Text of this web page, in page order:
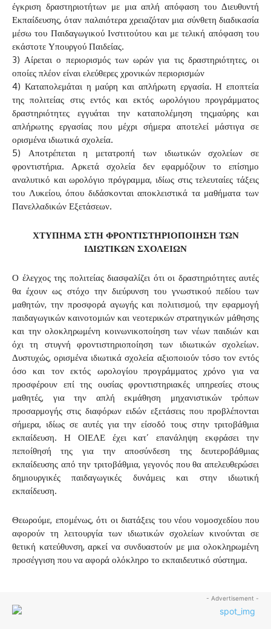
έγκριση δραστηριοτήτων με μια απλή απόφαση του Διευθυντή
Εκπαίδευσης, όταν παλαιότερα χρειαζόταν μια σύνθετη διαδικασία
μέσω του Παιδαγωγικού Ινστιτούτου και με τελική απόφαση του
εκάστοτε Υπουργού Παιδείας.
3) Αίρεται ο περιορισμός των ωρών για τις δραστηριότητες, οι
οποίες πλέον είναι ελεύθερες χρονικών περιορισμών
4) Καταπολεμάται η μαύρη και απλήρωτη εργασία. Η εποπτεία
της πολιτείας στις εντός και εκτός ωρολόγιου προγράμματος
δραστηριότητες εγγυάται την καταπολέμηση τηςμαύρης και
απλήρωτης εργασίας που μέχρι σήμερα αποτελεί μάστιγα σε
ορισμένα ιδιωτικά σχολεία.
5) Αποτρέπεται η μετατροπή των ιδιωτικών σχολείων σε
φροντιστήρια. Αρκετά σχολεία δεν εφαρμόζουν το επίσημο
αναλυτικό και ωρολόγιο πρόγραμμα, ιδίως στις τελευταίες τάξεις
του Λυκείου, όπου διδάσκονται αποκλειστικά τα μαθήματα των
Πανελλαδικών Εξετάσεων.
ΧΤΥΠΗΜΑ ΣΤΗ ΦΡΟΝΤΙΣΤΗΡΙΟΠΟΙΗΣΗ ΤΩΝ
ΙΔΙΩΤΙΚΩΝ ΣΧΟΛΕΙΩΝ
Ο έλεγχος της πολιτείας διασφαλίζει ότι οι δραστηριότητες αυτές
θα έχουν ως στόχο την διεύρυνση του γνωστικού πεδίου των
μαθητών, την προσφορά αγωγής και πολιτισμού, την εφαρμογή
παιδαγωγικών καινοτομιών και νεοτερικών στρατηγικών μάθησης
και την ολοκληρωμένη κοινωνικοποίηση των νέων παιδιών και
όχι τη στυγνή φροντιστηριοποίηση των ιδιωτικών σχολείων.
Δυστυχώς, ορισμένα ιδιωτικά σχολεία αξιοποιούν τόσο τον εντός
όσο και τον εκτός ωρολογίου προγράμματος χρόνο για να
προσφέρουν επί της ουσίας φροντιστηριακές υπηρεσίες στους
μαθητές, για την απλή εκμάθηση μηχανιστικών τρόπων
προσαρμογής στις διαφόρων ειδών εξετάσεις που προβλέπονται
σήμερα, ιδίως σε αυτές για την είσοδό τους στην τριτοβάθμια
εκπαίδευση. Η ΟΙΕΛΕ έχει κατ’ επανάληψη εκφράσει την
πεποίθησή της για την αποσύνδεση της δευτεροβάθμιας
εκπαίδευσης από την τριτοβάθμια, γεγονός που θα απελευθερώσει
δημιουργικές παιδαγωγικές δυνάμεις και στην ιδιωτική
εκπαίδευση.
Θεωρούμε, επομένως, ότι οι διατάξεις του νέου νομοσχεδίου που
αφορούν τη λειτουργία των ιδιωτικών σχολείων κινούνται σε
θετική κατεύθυνση, αρκεί να συνδυαστούν με μια ολοκληρωμένη
προσέγγιση που να αφορά ολόκληρο το εκπαιδευτικό σύστημα.
- Advertisement -